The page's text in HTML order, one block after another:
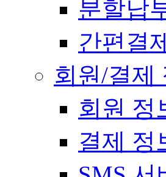
분할납
간편결
회원/결제
회원 정
결제 정